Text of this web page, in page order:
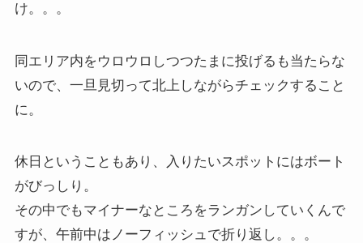
け。。。
同エリア内をウロウロしつつたまに投げるも当たらな
いので、一旦見切って北上しながらチェックすること
に。
休日ということもあり、入りたいスポットにはボート
がびっしり。
その中でもマイナーなところをランガンしていくんで
すが、午前中はノーフィッシュで折り返し。。。